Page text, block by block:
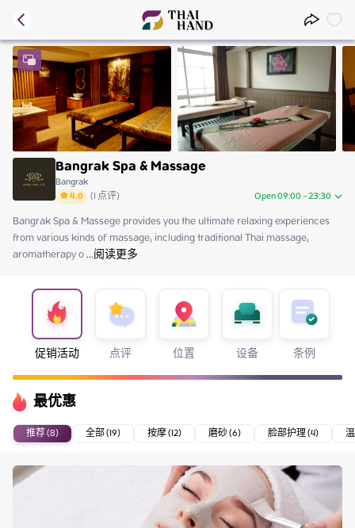
Bangrak Spa & Massage
Bangrak
4.0 (1点评) Open 09:00 - 23:30
Sunday 09:00 - 23:30
Monday 09:00 - 23:30
Tuesday
Thursday 09:00 - 23:30
Friday 09:00 - 23:30
Saturday 09:00 - 23:30
Bangrak Spa & Massege provides you the ultimate relaxing experiences
from various kinds of massage, including traditional Thai massage,
aromatherapy o ...阅读更多
促销活动 点评 位置 设备 条例
最优惠
推荐 (8) 全部 (19) 按摩 (12) 磨砂 (6) 脸部护理 (4)